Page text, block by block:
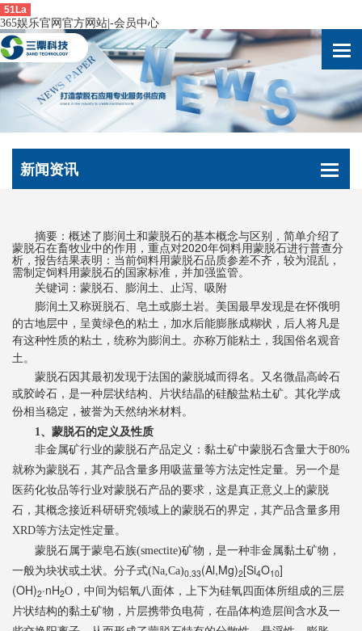
51La
365娱乐官网官方网站|-会员中心
新闻资讯
摘要：概述了膨润土和蒙脱石的基本概念与区别，简单介绍了
蒙脱石在畜牧业中的作用，重点对2020年饲料用蒙脱石进行普查分
析，报告结果表明：当前饲料用蒙脱石品质参差不齐，较为混乱，
需制定饲料用蒙脱石的国家标准，并加强监管。
关键词：蒙脱石、膨润土、止泻、吸附
膨润土又称斑脱石、皂土或膨土岩。美国最早发现是在怀俄明
的古地层中，呈黄绿色的粘土，加水后能膨胀成糊状，后人将凡是
有这种性质的粘土，统称为膨润土。亦称万能粘土，我国俗名观音
土。
蒙脱石因其最初发现于法国的蒙脱城而得名。又名微晶高岭石
或胶岭石，是一种层状结构、片状结晶的硅酸盐粘土矿。其化学成
份相当稳定，被誉为天然纳米材料。
1、蒙脱石的定义及性质
非金属矿行业的蒙脱石产品定义 ： 黏土矿中蒙脱石含量大于80%
就称为蒙脱石，其产品含量多用吸蓝量等方法定性定量。另一个是
医药化妆品等行业对蒙脱石产品的要求，这是真正意义上的蒙脱
石，其概念接近科研研究领域上的蒙脱石的界定，其产品含量多用
XRD等方法定性定量。
蒙脱石属于蒙皂石族(smectite)矿物，是一种非金属黏土矿物，
一般为块状或土状。分子式(Na,Ca)0.33(Al,Mg)2[Si4O10]
(OH)2·nH2O ，中间为铝氧八面体，上下为硅氧四面体所组成的三层
片状结构的黏土矿物，片层携带负电荷，在晶体构造层间含水及一